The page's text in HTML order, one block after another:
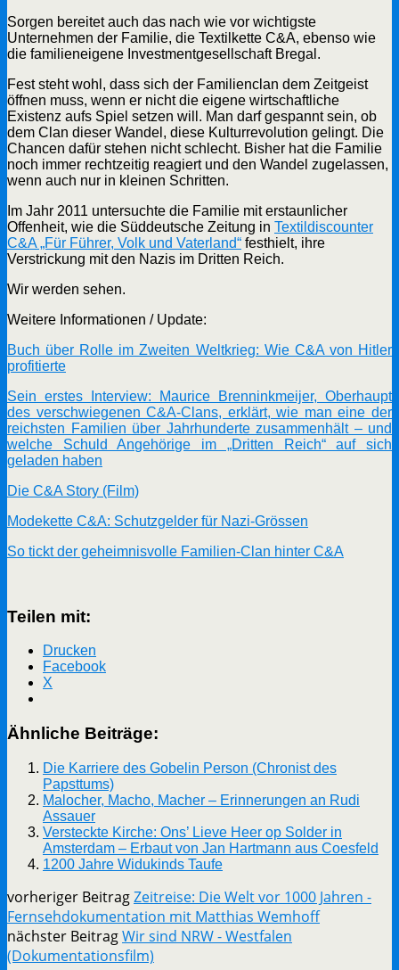
Sorgen bereitet auch das nach wie vor wichtigste
Unternehmen der Familie, die Textilkette C&A, ebenso wie
die familieneigene Investmentgesellschaft Bregal.
Fest steht wohl, dass sich der Familienclan dem Zeitgeist
öffnen muss, wenn er nicht die eigene wirtschaftliche
Existenz aufs Spiel setzen will. Man darf gespannt sein, ob
dem Clan dieser Wandel, diese Kulturrevolution gelingt. Die
Chancen dafür stehen nicht schlecht. Bisher hat die Familie
noch immer rechtzeitig reagiert und den Wandel zugelassen,
wenn auch nur in kleinen Schritten.
Im Jahr 2011 untersuchte die Familie mit erstaunlicher
Offenheit, wie die Süddeutsche Zeitung in Textildiscounter
C&A „Für Führer, Volk und Vaterland“ festhielt, ihre
Verstrickung mit den Nazis im Dritten Reich.
Wir werden sehen.
Weitere Informationen / Update:
Buch über Rolle im Zweiten Weltkrieg: Wie C&A von Hitler
profitierte
Sein erstes Interview: Maurice Brenninkmeijer, Oberhaupt
des verschwiegenen C&A-Clans, erklärt, wie man eine der
reichsten Familien über Jahrhunderte zusammenhält – und
welche Schuld Angehörige im „Dritten Reich“ auf sich
geladen haben
Die C&A Story (Film)
Modekette C&A: Schutzgelder für Nazi-Grössen
So tickt der geheimnisvolle Familien-Clan hinter C&A
Teilen mit:
Drucken
Facebook
X
Ähnliche Beiträge:
Die Karriere des Gobelin Person (Chronist des
Papsttums)
Malocher, Macho, Macher – Erinnerungen an Rudi
Assauer
Versteckte Kirche: Ons’ Lieve Heer op Solder in
Amsterdam – Erbaut von Jan Hartmann aus Coesfeld
1200 Jahre Widukinds Taufe
vorheriger BeitragZeitreise: Die Welt vor 1000 Jahren -
Fernsehdokumentation mit Matthias Wemhoff
nächster BeitragWir sind NRW - Westfalen
(Dokumentationsfilm)